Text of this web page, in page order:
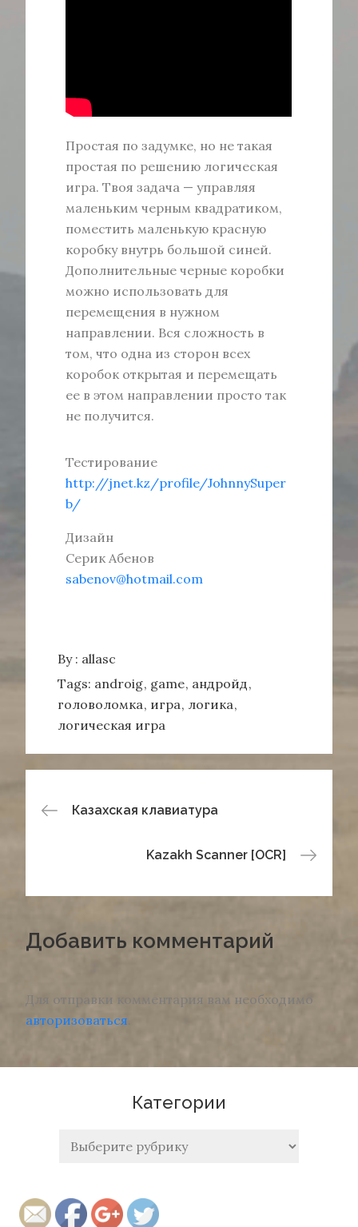
Простая по задумке, но не такая
простая по решению логическая
игра. Твоя задача — управляя
маленьким черным квадратиком,
поместить маленькую красную
коробку внутрь большой синей.
Дополнительные черные коробки
можно использовать для
перемещения в нужном
направлении. Вся сложность в
том, что одна из сторон всех
коробок открытая и перемещать
ее в этом направлении просто так
не получится.
Тестирование
http://jnet.kz/profile/JohnnySuper
b/
Дизайн
Серик Абенов
sabenov@hotmail.com
By : allasc
Tags: androig game андройд
головоломка игра логика
логическая игра
Навигация
записям
Казахская клавиатура
Kazakh Scanner [OCR]
Добавить комментарий
Для отправки комментария вам необходимо
авторизоваться
Категории
Категории
http://ka
ree.com/